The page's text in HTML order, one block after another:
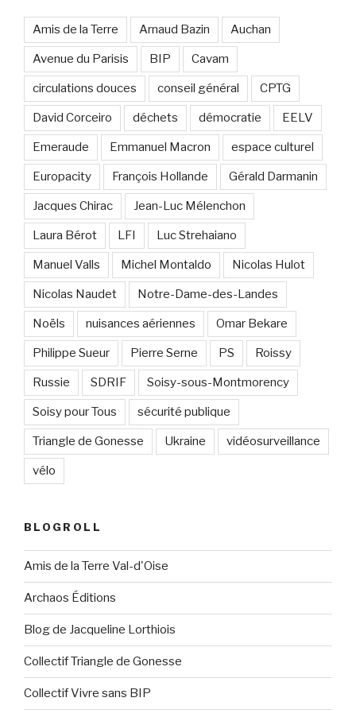
Amis de la Terre Arnaud Bazin Auchan
Avenue du Parisis BIP Cavam
circulations douces conseil général CPTG
David Corceiro déchets démocratie EELV
Emeraude Emmanuel Macron espace culturel
Europacity François Hollande Gérald Darmanin
Jacques Chirac Jean-Luc Mélenchon
Laura Bérot LFI Luc Strehaiano
Manuel Valls Michel Montaldo Nicolas Hulot
Nicolas Naudet Notre-Dame-des-Landes
Noëls nuisances aériennes Omar Bekare
Philippe Sueur Pierre Serne PS Roissy
Russie SDRIF Soisy-sous-Montmorency
Soisy pour Tous sécurité publique
Triangle de Gonesse Ukraine vidéosurveillance
vélo
BLOGROLL
Amis de la Terre Val-d'Oise
Archaos Éditions
Blog de Jacqueline Lorthiois
Collectif Triangle de Gonesse
Collectif Vivre sans BIP